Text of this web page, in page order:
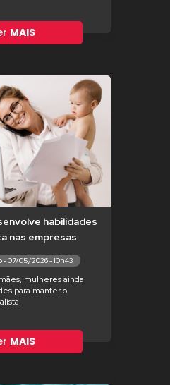
MAIS
habilidades
nas empresas
- 07/05/2026 - 10h43
mulheres ainda
para manter o
MAIS